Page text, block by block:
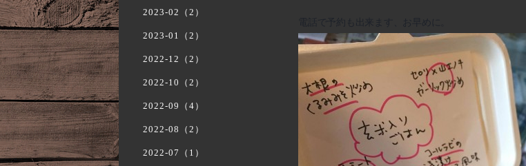
2023-02（2）
2023-01（2）
2022-12（2）
2022-10（2）
2022-09（4）
2022-08（2）
2022-07（1）